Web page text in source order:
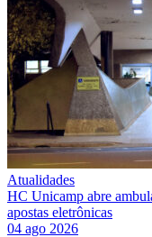
Atualidades
HC Unicamp abre
apostas eletrônicas
04 ago 2026